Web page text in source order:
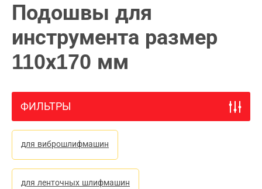
Подошвы для
инструмента размер
110х170 мм
ФИЛЬТРЫ
для виброшлифмашин
для ленточных шлифмашин